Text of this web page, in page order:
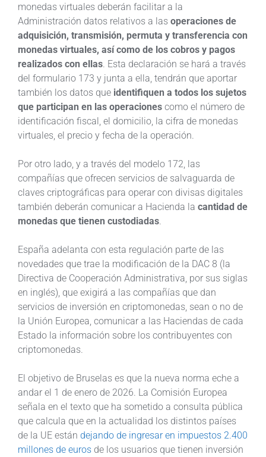
monedas virtuales deberán facilitar a la
Administración datos relativos a las operaciones de
adquisición, transmisión, permuta y transferencia con
monedas virtuales, así como de los cobros y pagos
realizados con ellas. Esta declaración se hará a través
del formulario 173 y junta a ella, tendrán que aportar
también los datos que identifiquen a todos los sujetos
que participan en las operaciones como el número de
identificación fiscal, el domicilio, la cifra de monedas
virtuales, el precio y fecha de la operación.
Por otro lado, y a través del modelo 172, las
compañías que ofrecen servicios de salvaguarda de
claves criptográficas para operar con divisas digitales
también deberán comunicar a Hacienda la cantidad de
monedas que tienen custodiadas.
España adelanta con esta regulación parte de las
novedades que trae la modificación de la DAC 8 (la
Directiva de Cooperación Administrativa, por sus siglas
en inglés), que exigirá a las compañías que dan
servicios de inversión en criptomonedas, sean o no de
la Unión Europea, comunicar a las Haciendas de cada
Estado la información sobre los contribuyentes con
criptomonedas.
El objetivo de Bruselas es que la nueva norma eche a
andar el 1 de enero de 2026. La Comisión Europea
señala en el texto que ha sometido a consulta pública
que calcula que en la actualidad los distintos países
de la UE están dejando de ingresar en impuestos 2.400
millones de euros de los usuarios que tienen inversión